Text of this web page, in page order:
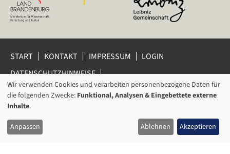
START KONTAKT IMPRESSUM
LOGIN
DATENSCHUTZHINWEISE
DATENSCHUTZ-EINSTELLUNGEN
HINWEISGEBERSCHUTZ
(ZZF) e.V.
VERWENDUNG
VON
PERSONENBEZOGENEN
DATEN
Wir verwenden Cookies und verarbeiten personenbezogene Daten für
die folgenden Zwecke: Funktional, Analysen & Eingebettete externe
Inhalte.
Anpassen Ablehnen Akzeptieren